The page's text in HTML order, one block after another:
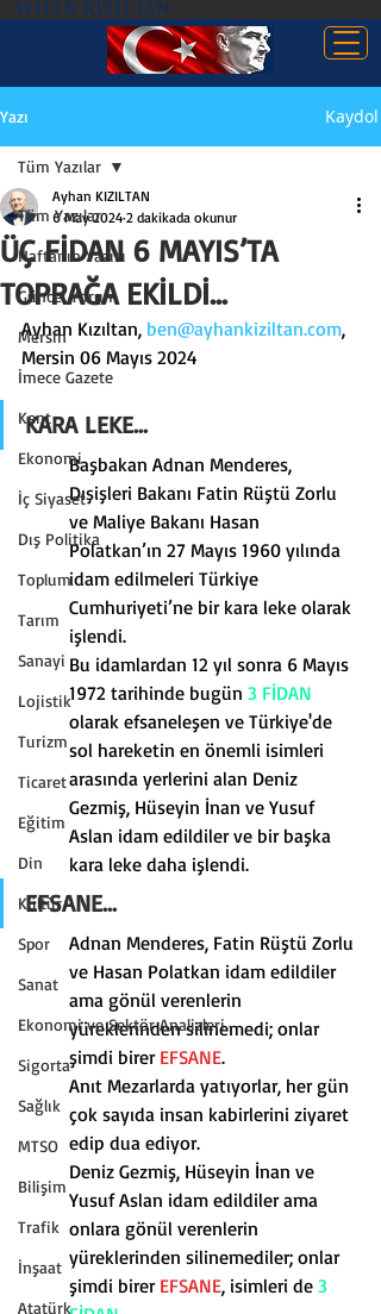
AYHAN KIZILTAN
Yazı Kaydol
Tüm Yazılar
Haftanın Yazısı
Güncel Yorum
Mersin
İmece Gazete
Kent
Ekonomi
İç Siyaset
Dış Politika
Toplum
Tarım
Sanayi
Lojistik
Turizm
Ticaret
Eğitim
Din
Kültür
Spor
Sanat
Ekonomi ve Sektör Analizleri
Sigorta
Sağlık
MTSO
Bilişim
Trafik
İnşaat
Atatürk
Tüm Yazılar
ÜÇ FİDAN 6 MAYIS’TA
TOPRAĞA EKİLDİ…
Ayhan KIZILTAN
6 May 2024 2 dakikada okunur
Ayhan Kızıltan, ben@ayhankiziltan.com,
Mersin 06 Mayıs 2024
KARA LEKE...
Başbakan Adnan Menderes,
Dışişleri Bakanı Fatin Rüştü Zorlu
ve Maliye Bakanı Hasan
Polatkan’ın 27 Mayıs 1960 yılında
idam edilmeleri Türkiye
Cumhuriyeti’ne bir kara leke olarak
işlendi.
Bu idamlardan 12 yıl sonra 6 Mayıs
1972 tarihinde bugün 3 FİDAN
olarak efsaneleşen ve Türkiye'de
sol hareketin en önemli isimleri
arasında yerlerini alan Deniz
Gezmiş, Hüseyin İnan ve Yusuf
Aslan idam edildiler ve bir başka
kara leke daha işlendi.
EFSANE...
Adnan Menderes, Fatin Rüştü Zorlu
ve Hasan Polatkan idam edildiler
ama gönül verenlerin
yüreklerinden silinemedi; onlar
şimdi birer EFSANE.
Anıt Mezarlarda yatıyorlar, her gün
çok sayıda insan kabirlerini ziyaret
edip dua ediyor.
Deniz Gezmiş, Hüseyin İnan ve
Yusuf Aslan idam edildiler ama
onlara gönül verenlerin
yüreklerinden silinemediler; onlar
şimdi birer EFSANE, isimleri de 3